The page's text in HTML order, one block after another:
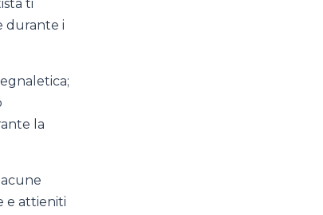
ti
durante i
la
e attieniti